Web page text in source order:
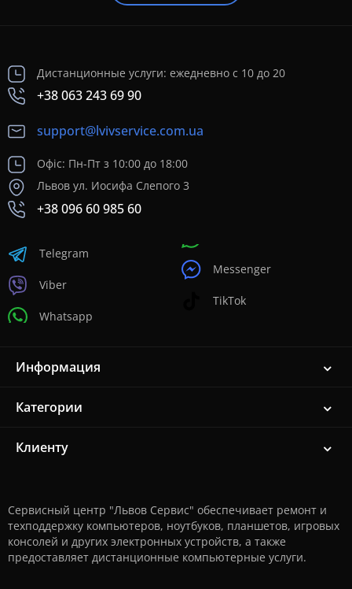
Дистанционные услуги: ежедневно с 10 до 20
+38 063 243 69 90
support@lvivservice.com.ua
Офіс: Пн-Пт з 10:00 до 18:00
Львов ул. Иосифа Слепого 3
+38 096 60 985 60
Telegram
Viber
Whatsapp
Messenger
TikTok
Информация
Категории
Клиенту
Сервисный центр "Львов Сервис" обеспечивает ремонт и
техподдержку компьютеров, ноутбуков, планшетов, игровых
консолей и других электронных устройств, а также
предоставляет дистанционные компьютерные услуги.